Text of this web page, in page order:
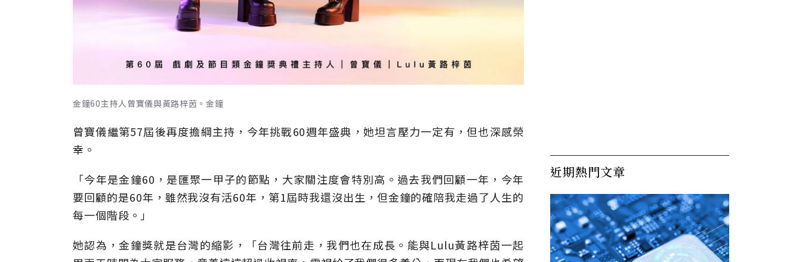
金鐘60主持人曾寶儀與黃路梓茵。金鐘
曾寶儀繼第57屆後再度擔綱主持，今年挑戰60週年盛典，她坦言壓力一定有，但也深感榮
幸。
「今年是金鐘60，是匯聚一甲子的節點，大家關注度會特別高。過去我們回顧一年，今年
要回顧的是60年，雖然我沒有活60年，第1屆時我還沒出生，但金鐘的確陪我走過了人生的
每一個階段。」
她認為，金鐘獎就是台灣的縮影，「台灣往前走，我們也在成長。能與Lulu黃路梓茵一起
近期熱門文章